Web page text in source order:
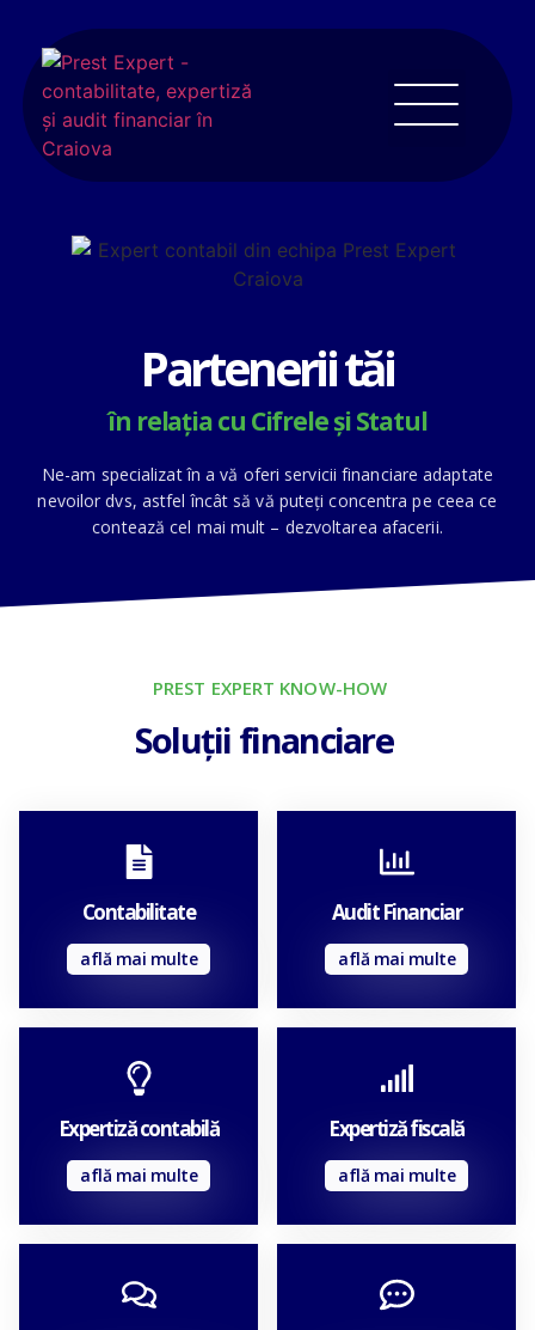
Partenerii tăi
în relațiacu Cifrele și Statul
Ne-am specializat în a vă oferi servicii financiare adaptate
nevoilor dvs, astfel încât să vă puteți concentra pe ceea ce
contează cel mai mult – dezvoltarea afacerii.
PREST EXPERT KNOW-HOW
Soluții financiare
Contabilitate
află mai multe
Audit Financiar
află mai multe
Expertiză contabilă
află mai multe
Expertiză fiscală
află mai multe